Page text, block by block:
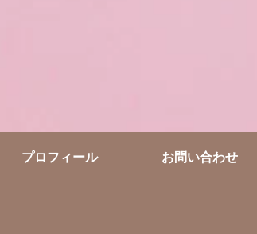
プロフィール お問い合わせ